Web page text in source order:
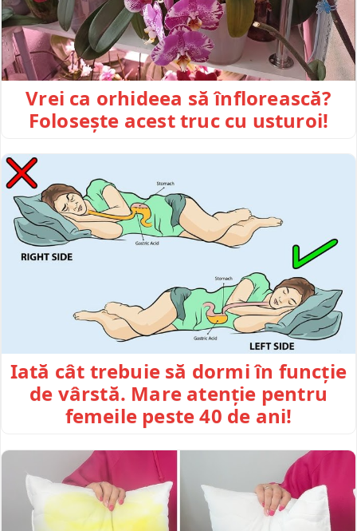
Vrei ca orhideea să înflorească?
Folosește acest truc cu usturoi!
Iată cât trebuie să dormi în funcție
de vârstă. Mare atenție pentru
femeile peste 40 de ani!